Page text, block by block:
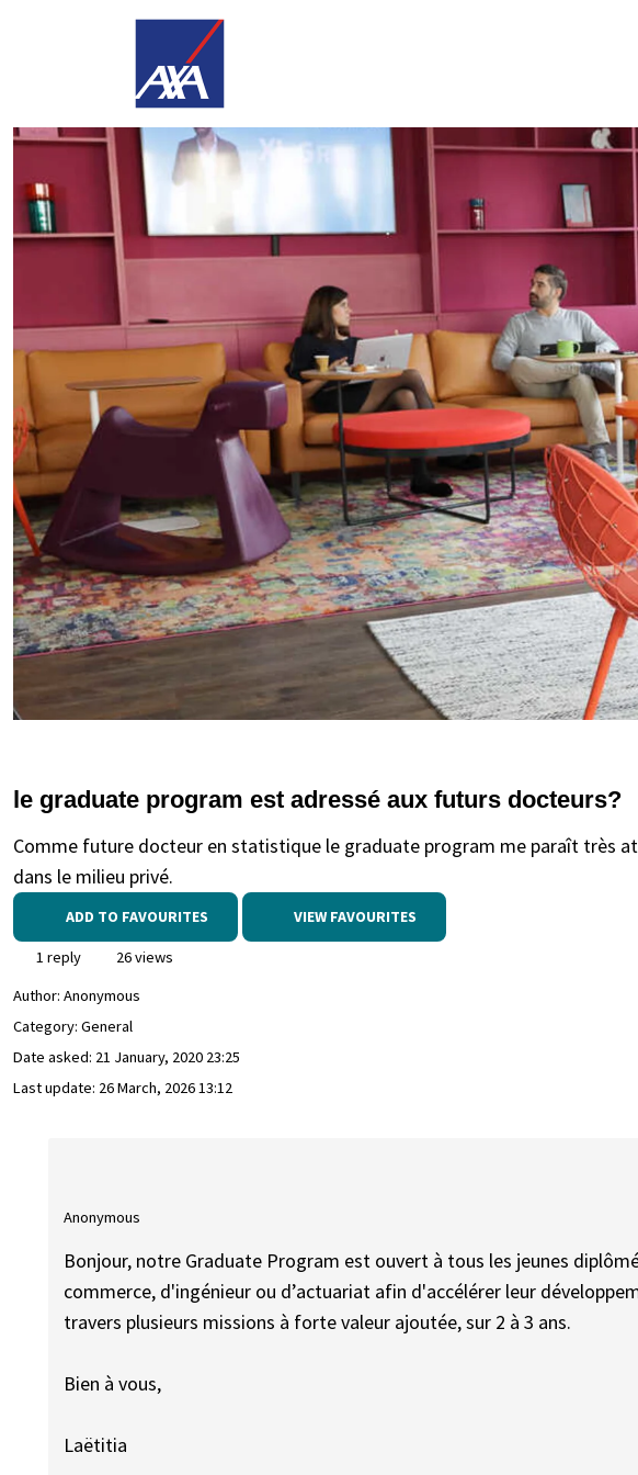
le graduate program est adressé aux futurs docteurs?
Comme future docteur en statistique le graduate program me paraît très
dans le milieu privé.
ADD TO FAVOURITES VIEW FAVOURITES
1 reply
26 views
Author: Anonymous
Category: General
Date asked: 21 January, 2020 23:25
Last update: 26 March, 2026 13:12
Anonymous
Bonjour, notre Graduate Program est ouvert à tous les jeunes
commerce, d'ingénieur ou d’actuariat afin d'accélérer leur
travers plusieurs missions à forte valeur ajoutée, sur 2 à 3 ans.
Bien à vous,
Laëtitia